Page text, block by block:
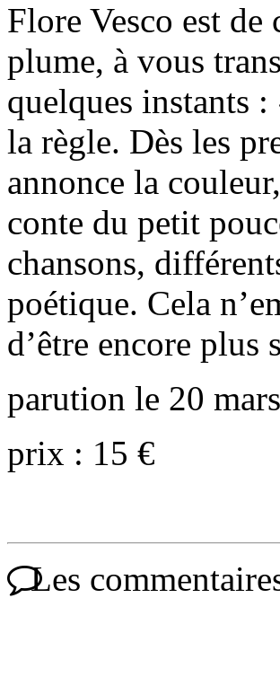
Flore Vesco est
plume, à vous
quelques instants
la règle. Dès les
annonce la
conte du petit
chansons,
poétique. Cela
d’être encore plus
parution le 20
prix : 15 €
Les